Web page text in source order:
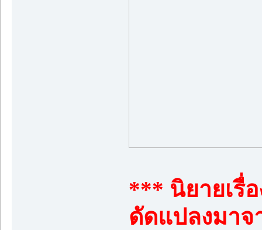
*** นิยายเรื่
ดัดแปลงมาจ